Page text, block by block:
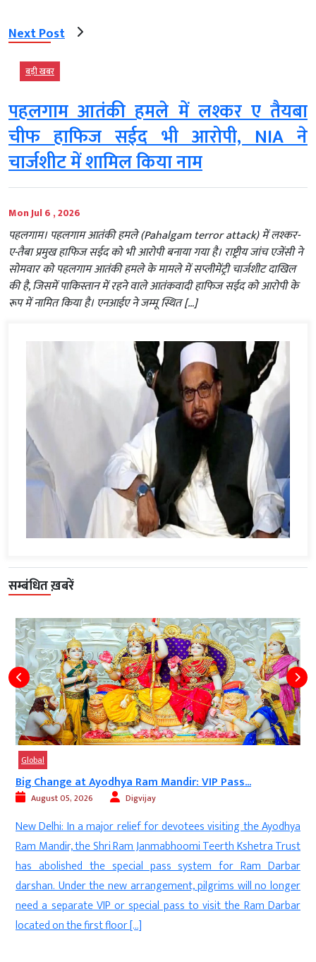
Next Post
बड़ी खबर
पहलगाम आतंकी हमले में लश्कर ए तैयबा
चीफ हाफिज सईद भी आरोपी, NIA ने
चार्जशीट में शामिल किया नाम
Mon Jul 6 , 2026
पहलगाम। पहलगाम आतंकी हमले (Pahalgam terror attack) में लश्कर-
ए-तैबा प्रमुख हाफिज सईद को भी आरोपी बनाया गया है। राष्ट्रीय जांच एजेंसी ने
सोमवार को पहलगाम आतंकी हमले के मामले में सप्लीमेंट्री चार्जशीट दाखिल
की है, जिसमें पाकिस्तान में रहने वाले आतंकवादी हाफिज सईद को आरोपी के
रूप में नामित किया है। एनआईए ने जम्मू स्थित […]
सम्बंधित ख़बरें
Global
Big Change at Ayodhya Ram Mandir: VIP Pass...
August 05, 2026 Digvijay
New Delhi: In a major relief for devotees visiting the Ayodhya
Ram Mandir, the Shri Ram Janmabhoomi Teerth Kshetra Trust
has abolished the special pass system for Ram Darbar
darshan. Under the new arrangement, pilgrims will no longer
need a separate VIP or special pass to visit the Ram Darbar
located on the first floor […]